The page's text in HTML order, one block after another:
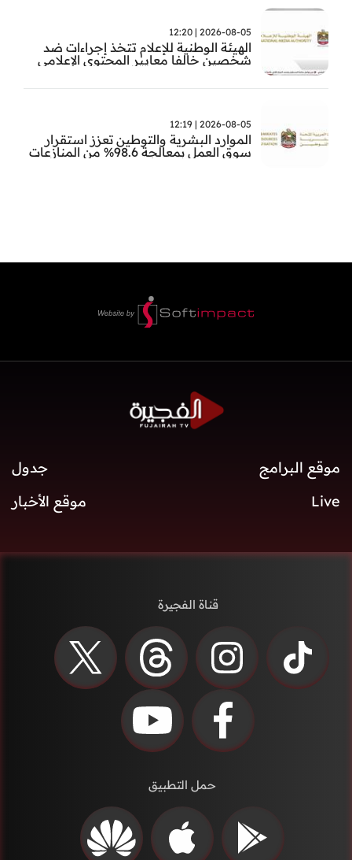
2026-08-05 | 12:20
الهيئة الوطنية للإعلام تتخذ إجراءات ضد
شخصين خالفا معايير المحتوى الإعلامي
2026-08-05 | 12:19
الموارد البشرية والتوطين تعزز استقرار
سوق العمل بمعالجة 98.6% من المنازعات
موقع البرامج
جدول
Live
موقع الأخبار
قناة الفجيرة
حمل التطبيق